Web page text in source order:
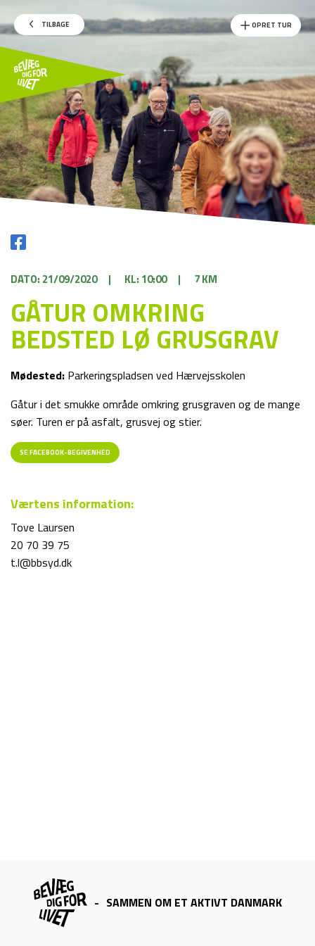
TILBAGE OPRET TUR
DATO: 21/09/2020 | KL: 10:00 | 7 KM
GÅTUR OMKRING
BEDSTED LØ GRUSGRAV
Mødested: Parkeringspladsen ved Hærvejsskolen
Gåtur i det smukke område omkring grusgraven og de mange
søer. Turen er på asfalt, grusvej og stier.
SE FACEBOOK-BEGIVENHED
Værtens information:
Tove Laursen
20 70 39 75
t.l@bbsyd.dk
- SAMMEN OM ET AKTIVT DANMARK